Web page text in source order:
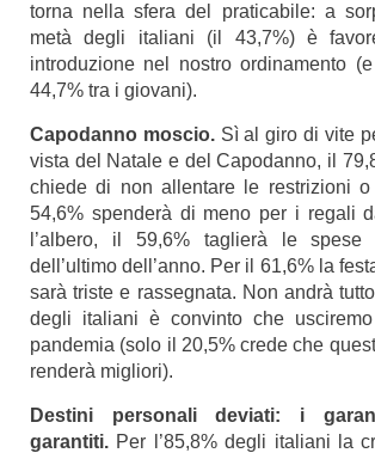
torna nella sfera del praticabile: a
metà degli italiani (il 43,7%) è
introduzione nel nostro ordinamento
44,7% tra i giovani).
Capodanno moscio.Sì al giro di vite
vista del Natale e del Capodanno, il
chiede di non allentare le restrizioni o
54,6% spenderà di meno per i regali
l’albero, il 59,6% taglierà le
dell’ultimo dell’anno. Per il 61,6% la
sarà triste e rassegnata. Non andrà
degli italiani è convinto che
pandemia (solo il 20,5% crede che
renderà migliori).
Destini personali deviati: i
garantiti. Per l’85,8% degli italiani la